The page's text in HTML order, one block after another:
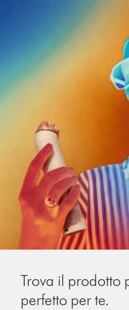
Trova il prodotto
perfetto per te.